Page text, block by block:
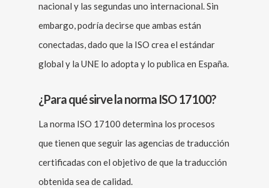
nacional y las segundas uno internacional. Sin
embargo, podría decirse que ambas están
conectadas, dado que la ISO crea el estándar
global y la UNE lo adopta y lo publica en España.
¿Para qué sirve la norma ISO 17100?
La norma ISO 17100 determina los procesos
que tienen que seguir las agencias de traducción
certificadas con el objetivo de que la traducción
obtenida sea de calidad.